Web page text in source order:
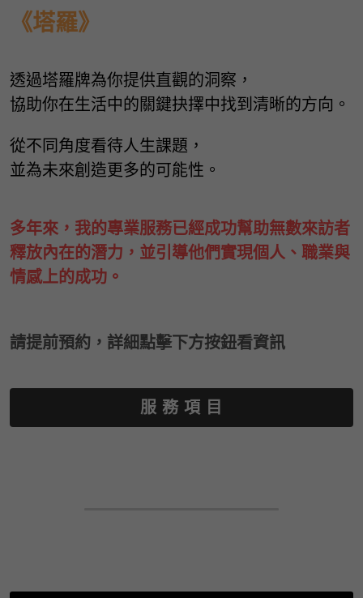
《塔羅》
透過塔羅牌為你提供直觀的洞察，
協助你在生活中的關鍵抉擇中找到清晰的方向。
從不同角度看待人生課題，
並為未來創造更多的可能性。
多年來，我的專業服務已經成功幫助無數來訪者
釋放內在的潛力，並引導他們實現個人、職業與
情感上的成功。
請提前預約，詳細點擊下方按鈕看資訊
服 務 項 目